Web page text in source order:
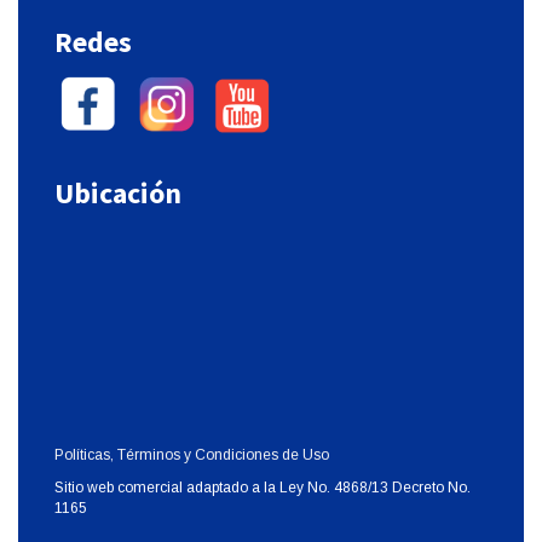
Redes
Ubicación
Políticas, Términos y Condiciones de Uso
Sitio web comercial adaptado a la Ley No. 4868/13 Decreto No.
1165